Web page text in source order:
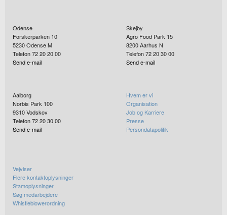
Odense
Forskerparken 10
5230Odense M
Telefon 72 20 20 00
Send e-mail
Skejby
Agro Food Park 15
8200Aarhus N
Telefon 72 20 30 00
Send e-mail
Aalborg
Norbis Park 100
9310Vodskov
Telefon 72 20 30 00
Send e-mail
Hvem er vi
Organisation
Job og Karriere
Presse
Persondatapolitik
Vejviser
Flere kontaktoplysninger
Stamoplysninger
Søg medarbejdere
Whistleblowerordning